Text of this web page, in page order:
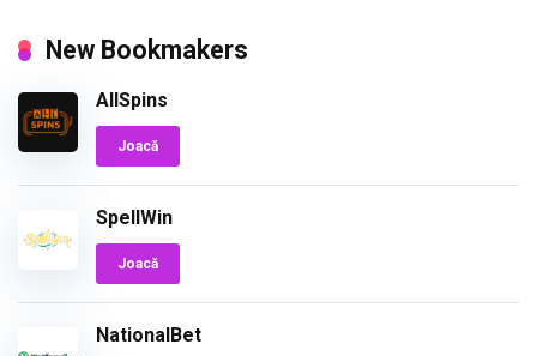
New Bookmakers
AllSpins
Joacă
SpellWin
Joacă
NationalBet